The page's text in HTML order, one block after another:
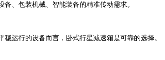
、包装机械、智能装备的精准传动需求。
运行的设备而言，卧式行星减速箱是可靠的选择。